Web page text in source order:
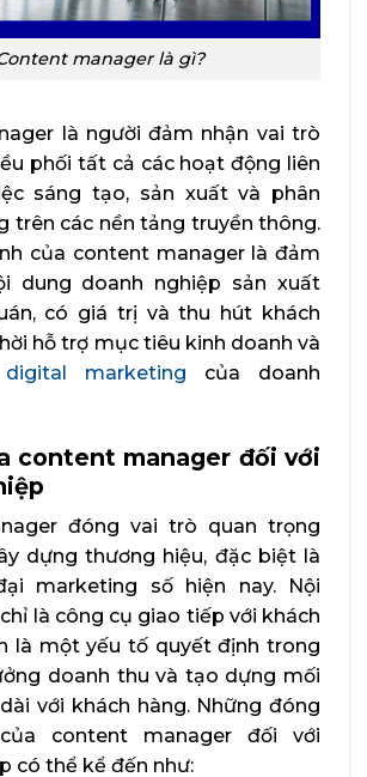
manager là gì?
là người đảm nhận vai trò
phối tất cả các hoạt động liên
sáng tạo, sản xuất và phân
trên các nền tảng truyền thông.
của content manager là đảm
dung doanh nghiệp sản xuất
có giá trị và thu hút khách
hỗ trợ mục tiêu kinh doanh và
marketing của doanh
content manager đối với
đóng vai trò quan trọng
dựng thương hiệu, đặc biệt là
marketing số hiện nay. Nội
là công cụ giao tiếp với khách
là một yếu tố quyết định trong
doanh thu và tạo dựng mối
với khách hàng. Những đóng
content manager đối với
có thể kể đến như: